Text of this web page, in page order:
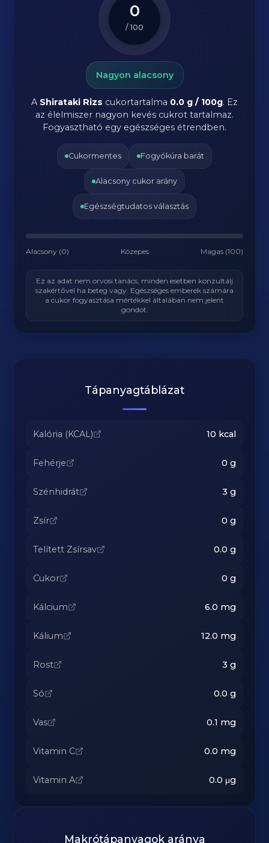
0
/ 100
Nagyon alacsony
A Shirataki Rizs cukortartalma 0.0 g / 100g. Ez
az élelmiszer nagyon kevés cukrot tartalmaz.
Fogyasztható egy egészséges étrendben.
Cukormentes Fogyókúra barát
Alacsony cukor arány
Egészségtudatos választás
Alacsony (0) Közepes Magas (100)
Ez az adat nem orvosi tanács, minden esetben konzultálj
szakértővel ha beteg vagy. Egészséges emberek számára
a cukor fogyasztása mértékkel általában nem jelent
gondot.
Tápanyagtáblázat
Kalória (KCAL) 10 kcal
Fehérje 0 g
Szénhidrát 3 g
Zsír 0 g
Telített Zsírsav 0.0 g
Cukor 0 g
Kálcium 6.0 mg
Kálium 12.0 mg
Rost 3 g
Só 0.0 g
Vas 0.1 mg
Vitamin C 0.0 mg
Vitamin A 0.0 μg
Makrótápanyagok aránya